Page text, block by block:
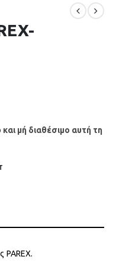
μή διαθέσιμο αυτή τη
PAREX.